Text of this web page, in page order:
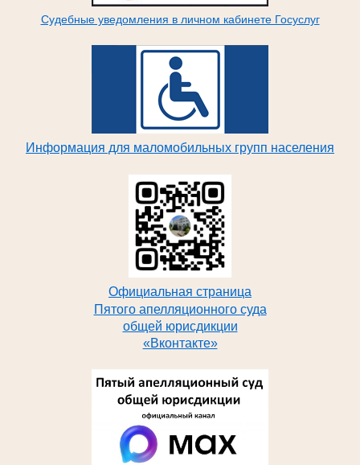
Судебные уведомления в личном кабинете Госуслуг
Информация для маломобильных групп населения
Официальная страница
Пятого апелляционного суда
общей юрисдикции
«Вконтакте»